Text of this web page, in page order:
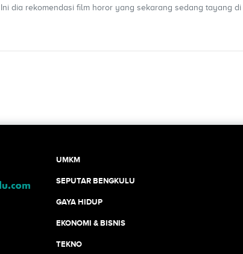
Ini dia rekomendasi film horor yang sekarang sedang tayang
UMKM
SEPUTAR BENGKULU
GAYA HIDUP
EKONOMI & BISNIS
TEKNO